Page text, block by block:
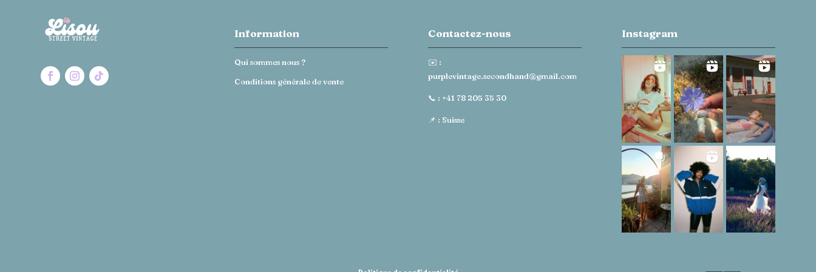
Information
Qui sommes nous ?
Conditions générale de vente
Contactez-nous
✉️ :
purplevintage.secondhand@gmail.com
📞 : +41 78 205 35 30
📌 : Suisse
Instagram